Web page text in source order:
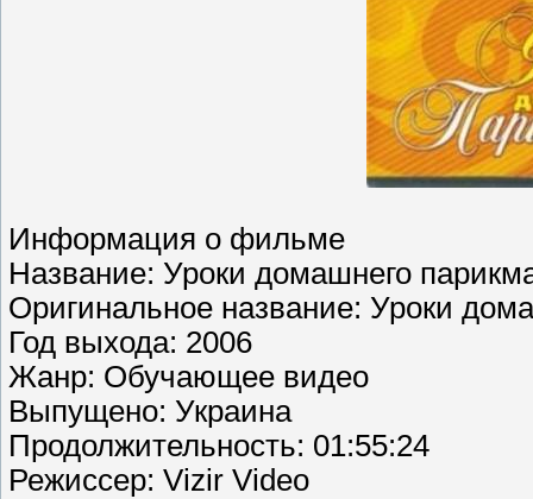
Информация о фильме
Название: Уроки домашнего
Оригинальное название: Уроки
Год выхода: 2006
Жанр: Обучающее видео
Выпущено: Украина
Продолжительность: 01:55:24
Режиссер: Vizir Video